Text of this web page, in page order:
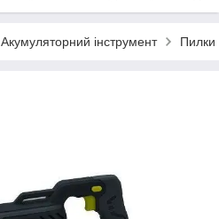
Акумуляторний інструмент Пилки